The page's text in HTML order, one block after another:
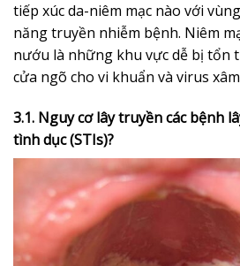
tiếp xúc da-niêm mạc nào với
năng truyền nhiễm bệnh. Niêm
nướu là những khu vực dễ bị tổn
cửa ngõ cho vi khuẩn và virus
3.1. Nguy cơ lây truyền các bệnh
tình dục (STIs)?